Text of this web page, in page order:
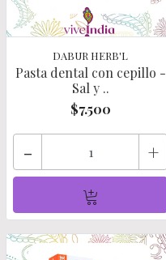
DABUR HERB'L
Pasta dental con cepillo -
Sal y ..
$7.500
- +